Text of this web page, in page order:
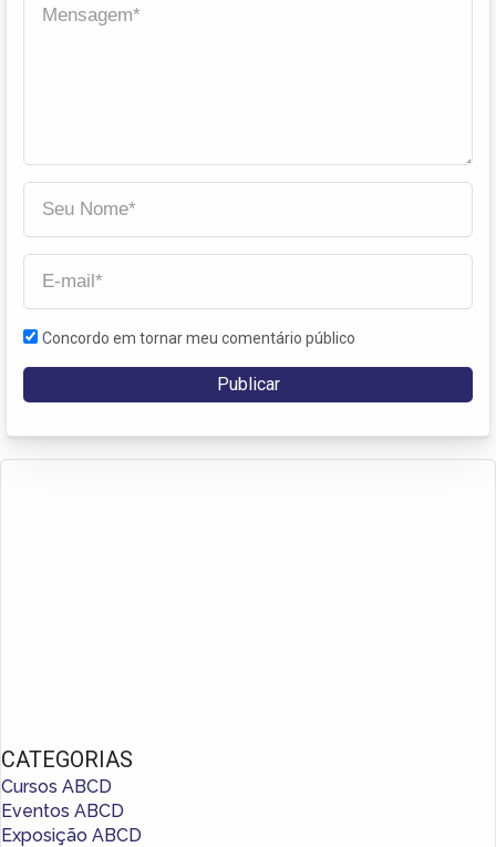
Concordo em tornar meu comentário público
CATEGORIAS
Cursos ABCD
Eventos ABCD
Exposição ABCD